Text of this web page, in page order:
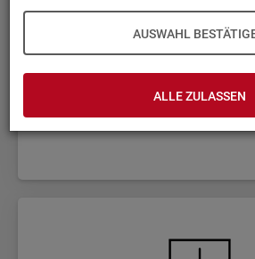
AUSWAHL
ALLE ZULASSEN
hal­te